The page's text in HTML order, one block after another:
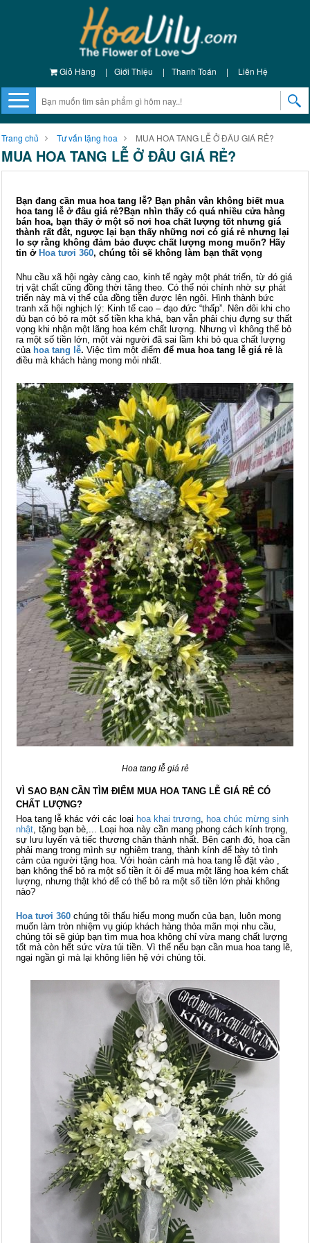
Giỏ Hàng | Giới Thiệu | Thanh Toán | Liên Hệ
Trang chủ Tư vấn tặng hoa MUA HOA TANG LỄ Ở ĐÂU GIÁ RẺ?
MUA HOA TANG LỄ Ở ĐÂU GIÁ RẺ?
Bạn đang cần mua hoa tang lễ? Bạn phân vân không biết mua
hoa tang lễ ở đâu giá rẻ?Bạn nhìn thấy có quá nhiều cửa hàng
bán hoa, bạn thấy ở một số nơi hoa chất lượng tốt nhưng giá
thành rất đắt, ngược lại bạn thấy những nơi có giá rẻ nhưng lại
lo sợ rằng không đảm bảo được chất lượng mong muốn? Hãy
tin ở Hoa tươi 360, chúng tôi sẽ không làm bạn thất vọng
Nhu cầu xã hội ngày càng cao, kinh tế ngày một phát triển, từ đó giá
trị vật chất cũng đồng thời tăng theo. Có thể nói chính nhờ sự phát
triển này mà vị thế của đồng tiền được lên ngôi. Hình thành bức
tranh xã hội nghịch lý: Kinh tế cao – đạo đức “thấp”. Nên đôi khi cho
dù bạn có bỏ ra một số tiền kha khá, bạn vẫn phải chịu đựng sự thất
vọng khi nhận một lãng hoa kém chất lượng. Nhưng vì không thể bỏ
ra một số tiền lớn, một vài người đã sai lầm khi bỏ qua chất lượng
của hoa tang lễ. Việc tìm một điểm để mua hoa tang lễ giá rẻ là
điều mà khách hàng mong mỏi nhất.
Hoa tang lễ giá rẻ
VÌ SAO BẠN CẦN TÌM ĐIỂM MUA HOA TANG LỄ GIÁ RẺ CÓ
CHẤT LƯỢNG?
Hoa tang lễ khác với các loại hoa khai trương, hoa chúc mừng sinh
nhật, tặng bạn bè,... Loại hoa này cần mang phong cách kính trọng,
sự lưu luyến và tiếc thương chân thành nhất. Bên cạnh đó, hoa cần
phải mang trong mình sự nghiêm trang, thành kính để bày tỏ tình
cảm của người tặng hoa. Với hoàn cảnh mà hoa tang lễ đặt vào ,
bạn không thể bỏ ra một số tiền ít ỏi để mua một lãng hoa kém chất
lượng, nhưng thật khó để có thể bỏ ra một số tiền lớn phải không
nào?
Hoa tươi 360 chúng tôi thấu hiểu mong muốn của bạn, luôn mong
muốn làm tròn nhiệm vụ giúp khách hàng thỏa mãn mọi nhu cầu,
chúng tôi sẽ giúp bạn tìm mua hoa không chỉ vừa mang chất lượng
tốt mà còn hết sức vừa túi tiền. Vì thế nếu bạn cần mua hoa tang lẽ,
ngại ngần gì mà lại không liên hệ với chúng tôi.